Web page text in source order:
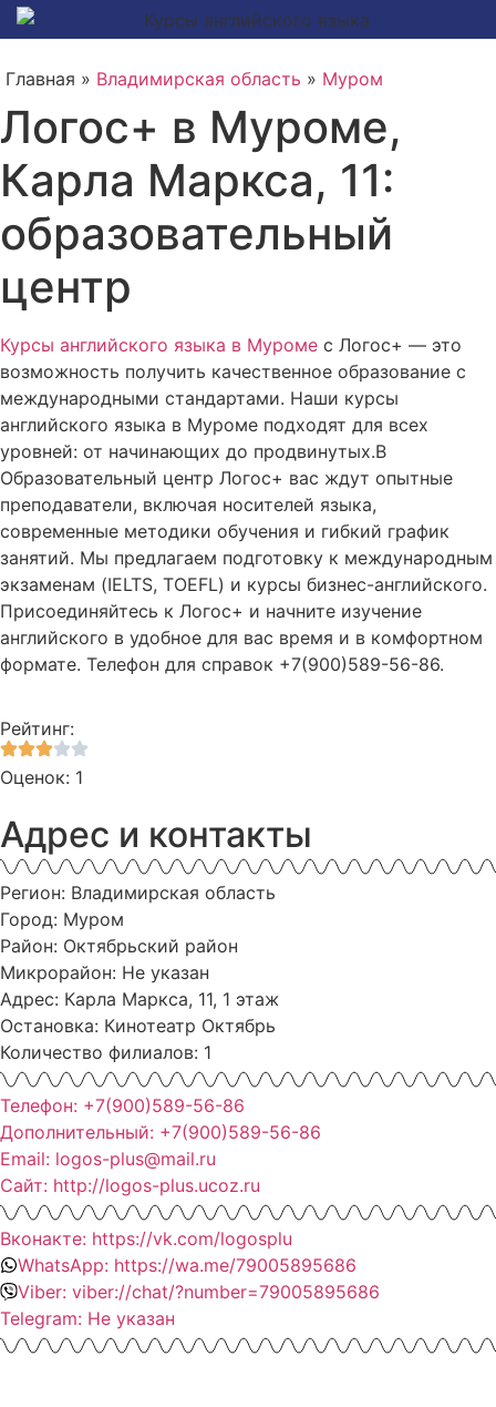
Главная » Владимирская область » Муром
Логос+ в Муроме,
Карла Маркса, 11:
образовательный
центр
Курсы английского языка в Муроме с Логос+ — это
возможность получить качественное образование с
международными стандартами. Наши курсы
английского языка в Муроме подходят для всех
уровней: от начинающих до продвинутых.В
Образовательный центр Логос+ вас ждут опытные
преподаватели, включая носителей языка,
современные методики обучения и гибкий график
занятий. Мы предлагаем подготовку к международным
экзаменам (IELTS, TOEFL) и курсы бизнес-английского.
Присоединяйтесь к Логос+ и начните изучение
английского в удобное для вас время и в комфортном
формате. Телефон для справок +7(900)589-56-86.
Рейтинг:
Оценок: 1
Адрес и контакты
Регион: Владимирская область
Город: Муром
Район: Октябрьский район
Микрорайон: Не указан
Адрес: Карла Маркса, 11, 1 этаж
Остановка: Кинотеатр Октябрь
Количество филиалов: 1
Телефон: +7(900)589-56-86
Дополнительный: +7(900)589-56-86
Email: logos-plus@mail.ru
Сайт: http://logos-plus.ucoz.ru
Вконакте: https://vk.com/logosplu
WhatsApp: https://wa.me/79005895686
Viber: viber://chat/?number=79005895686
Telegram: Не указан